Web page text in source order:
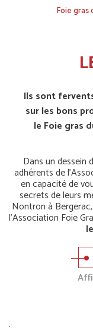
Foie
Ils sont
sur les bons
le Foie gras
Dans un dessein
adhérents de
en capacité de
secrets de leurs
Nontron à
l’Association Foie
.